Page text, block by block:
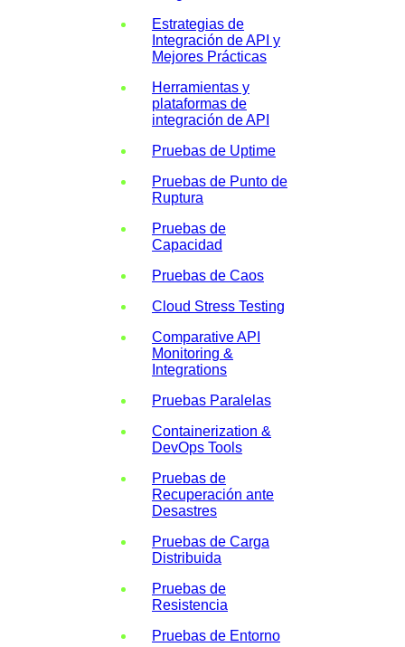
Estrategias de
Integración de API y
Mejores Prácticas
Herramientas y
plataformas de
integración de API
Pruebas de Uptime
Pruebas de Punto de
Ruptura
Pruebas de
Capacidad
Pruebas de Caos
Cloud Stress Testing
Comparative API
Monitoring &
Integrations
Pruebas Paralelas
Containerization &
DevOps Tools
Pruebas de
Recuperación ante
Desastres
Pruebas de Carga
Distribuida
Pruebas de
Resistencia
Pruebas de Entorno